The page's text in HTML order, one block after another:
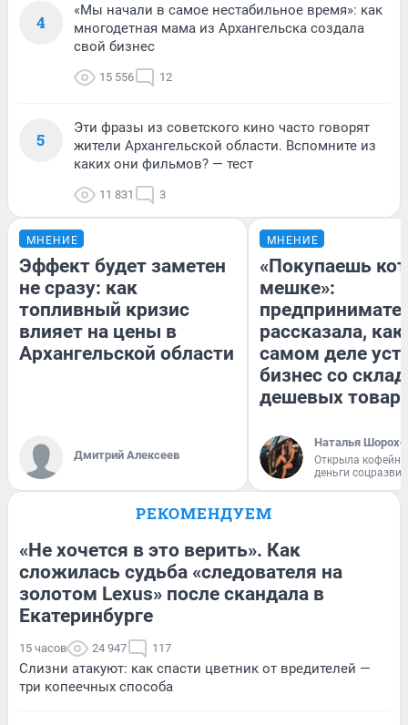
4
«Мы начали в самое нестабильное время»: как
многодетная мама из Архангельска создала
свой бизнес
15 556 12
5
Эти фразы из советского кино часто говорят
жители Архангельской области. Вспомните из
каких они фильмов? — тест
11 831 3
МНЕНИЕ
Эффект будет заметен
не сразу: как
топливный кризис
влияет на цены в
Архангельской области
Дмитрий Алексеев
МНЕНИЕ
«Покупаешь
мешке»:
рассказала, как
самом деле
бизнес со
дешевых
Наталья
Открыла
деньги
РЕКОМЕНДУЕМ
«Не хочется в это верить». Как
сложилась судьба «следователя на
золотом Lexus» после скандала в
Екатеринбурге
15 часов 24 947 117
Слизни атакуют: как спасти цветник от вредителей —
три копеечных способа